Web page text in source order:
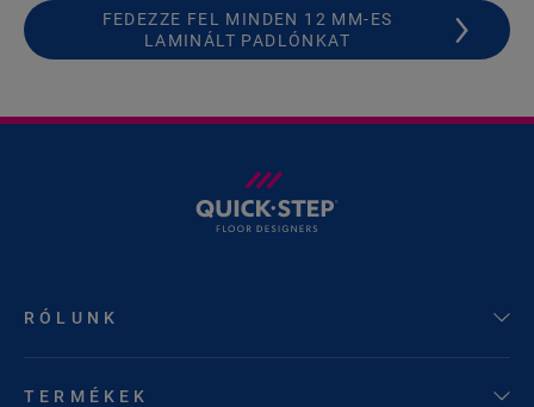
FEDEZZE FEL MINDEN 12 MM-ES
LAMINÁLT PADLÓNKAT
RÓLUNK
TERMÉKEK